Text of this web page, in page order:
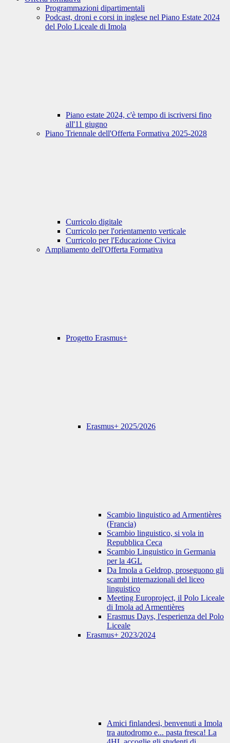
Programmazioni dipartimentali
Podcast, droni e corsi in inglese nel Piano Estate 2024
del Polo Liceale di Imola
Piano estate 2024, c'è tempo di iscriversi fino
all'11 giugno
Piano Triennale dell'Offerta Formativa 2025-2028
Curricolo digitale
Curricolo per l'orientamento verticale
Curricolo per l'Educazione Civica
Ampliamento dell'Offerta Formativa
Progetto Erasmus+
Erasmus+ 2025/2026
Scambio linguistico ad Armentières
(Francia)
Scambio linguistico, si vola in
Repubblica Ceca
Scambio Linguistico in Germania
per la 4GL
Da Imola a Geldrop, proseguono gli
scambi internazionali del liceo
linguistico
Meeting Europroject, il Polo Liceale
di Imola ad Armentières
Erasmus Days, l'esperienza del Polo
Liceale
Erasmus+ 2023/2024
Amici finlandesi, benvenuti a Imola
tra autodromo e... pasta fresca! La